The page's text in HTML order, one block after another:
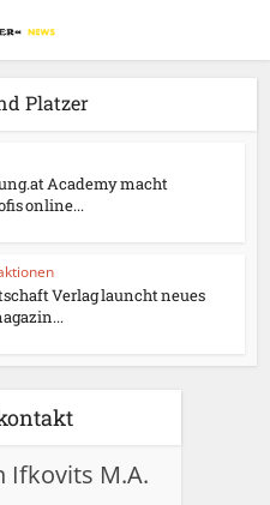
Platzer
Academy macht
online...
Verlag launcht neues
Ifkovits M.A.